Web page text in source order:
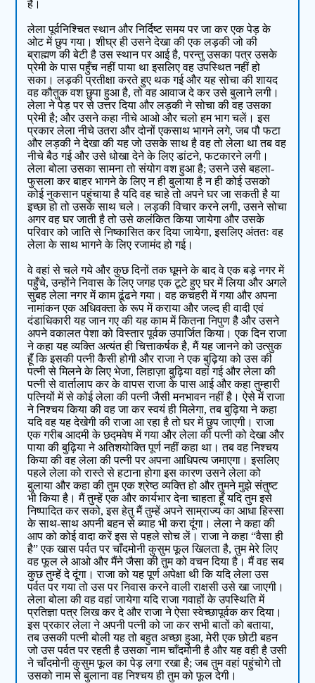
है।
लेला पूर्वनिश्चित स्थान और निर्दिष्ट समय पर जा कर एक पेड़ के
ओट में छुप गया। शीघ्र ही उसने देखा की एक लड़की जो की
ब्राह्मण की बेटी है उस स्थान पर आई है, परन्तु उसका पत्र उसके
प्रेमी के पास पहुँच नहीं पाया था इसलिए वह उपस्थित नहीं हो
सका। लड़की प्रतीक्षा करते हुए थक गई और यह सोचा की शायद
वह कौतुक वश छुपा हुआ है, तो वह आवाज दे कर उसे बुलाने लगी।
लेला ने पेड़ पर से उत्तर दिया और लड़की ने सोचा की वह उसका
प्रेमी है; और उसने कहा नीचे आओ और चलो हम भाग चलें। इस
प्रकार लेला नीचे उतरा और दोनों एकसाथ भागने लगे, जब पौ फटा
और लड़की ने देखा की यह जो उसके साथ है वह तो लेला था तब वह
नीचे बैठ गई और उसे धोखा देने के लिए डांटने, फटकारने लगी।
लेला बोला उसका सामना तो संयोग वश हुआ है; उसने उसे बहला-
फुसला कर बाहर भागने के लिए न ही बुलाया है न ही कोई उसको
कोई नुकसान पहुंचाया है यदि वह चाहे तो अपने घर जा सकती है या
इच्छा हो तो उसके साथ चले। लड़की विचार करने लगी, उसने सोचा
अगर वह घर जाती है तो उसे कलंकित किया जायेगा और उसके
परिवार को जाति से निष्कासित कर दिया जायेगा, इसलिए अंततः वह
लेला के साथ भागने के लिए रजामंद हो गई।
वे वहां से चले गये और कुछ दिनों तक घूमने के बाद वे एक बड़े नगर में
पहुँचे, उन्होंने निवास के लिए जगह एक टूटे हुए घर में लिया और अगले
सुबह लेला नगर में काम ढूंढने गया। वह कचहरी में गया और अपना
नामांकन एक अधिवक्ता के रूप में कराया और जल्द ही वादी एवं
दंडाधिकारी यह जान गए की यह काम में कितना निपुण है और उसने
अपने वकालत पेशा को विस्तार पूर्वक उपार्जित किया। एक दिन राजा
ने कहा यह व्यक्ति अत्यंत ही चित्ताकर्षक है, मैं यह जानने को उत्सुक
हूँ कि इसकी पत्नी कैसी होगी और राजा ने एक बुढ़िया को उस की
पत्नी से मिलने के लिए भेजा, लिहाज़ा बुढ़िया वहां गई और लेला की
पत्नी से वार्तालाप कर के वापस राजा के पास आई और कहा तुम्हारी
पत्नियों में से कोई लेला की पत्नी जैसी मनभावन नहीं है। ऐसे में राजा
ने निश्चय किया की वह जा कर स्वयं ही मिलेगा, तब बुढ़िया ने कहा
यदि वह यह देखेगी की राजा आ रहा है तो घर में छुप जाएगी। राजा
एक गरीब आदमी के छद्मवेष में गया और लेला की पत्नी को देखा और
पाया की बुढ़िया ने अतिशयोक्ति पूर्ण नहीं कहा था। तब वह निश्चय
किया की वह लेला की पत्नी पर अपना आधिपत्य जमाएगा। इसलिए
पहले लेला को रास्ते से हटाना होगा इस कारण उसने लेला को
बुलाया और कहा की तुम एक श्रेष्ठ व्यक्ति हो और तुमने मुझे संतुष्ट
भी किया है। मैं तुम्हें एक और कार्यभार देना चाहता हूँ यदि तुम इसे
निष्पादित कर सको, इस हेतु मैं तुम्हें अपने साम्राज्य का आधा हिस्सा
के साथ-साथ अपनी बहन से ब्याह भी करा दूंगा। लेला ने कहा की
आप को कोई वादा करें इस से पहले सोच लें। राजा ने कहा “वैसा ही
है” एक खास पर्वत पर चाँदमोनी कुसुम फूल खिलता है, तुम मेरे लिए
वह फूल ले आओ और मैंने जैसा की तुम को वचन दिया है। मैं वह सब
कुछ तुम्हें दे दूंगा। राजा को यह पूर्ण अपेक्षा थी कि यदि लेला उस
पर्वत पर गया तो उस पर निवास करने वाली राक्षसी उसे खा जाएगी।
लेला बोला की वह वहां जायेगा यदि राजा गवाहों के उपस्थिति में
प्रतिज्ञा पत्र लिख कर दे और राजा ने ऐसा स्वेच्छापूर्वक कर दिया।
इस प्रकार लेला ने अपनी पत्नी को जा कर सभी बातों को बताया,
तब उसकी पत्नी बोली यह तो बहुत अच्छा हुआ, मेरी एक छोटी बहन
जो उस पर्वत पर रहती है उसका नाम चाँदमोनी है और यह वही है उसी
ने चाँदमोनी कुसुम फूल का पेड़ लगा रखा है; जब तुम वहां पहुंचोगे तो
उसको नाम से बुलाना वह निश्चय ही तुम को फूल देगी।